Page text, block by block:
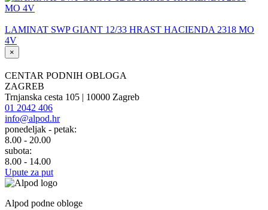
LAMINAT SWP GIANT 12/33 HRAST HACIENDA 2318 MO
4V
×
CENTAR PODNIH OBLOGA
ZAGREB
Trnjanska cesta 105 | 10000 Zagreb
01 2042 406
info@alpod.hr
ponedeljak - petak:
8.00 - 20.00
subota:
8.00 - 14.00
Upute za put
Alpod podne obloge